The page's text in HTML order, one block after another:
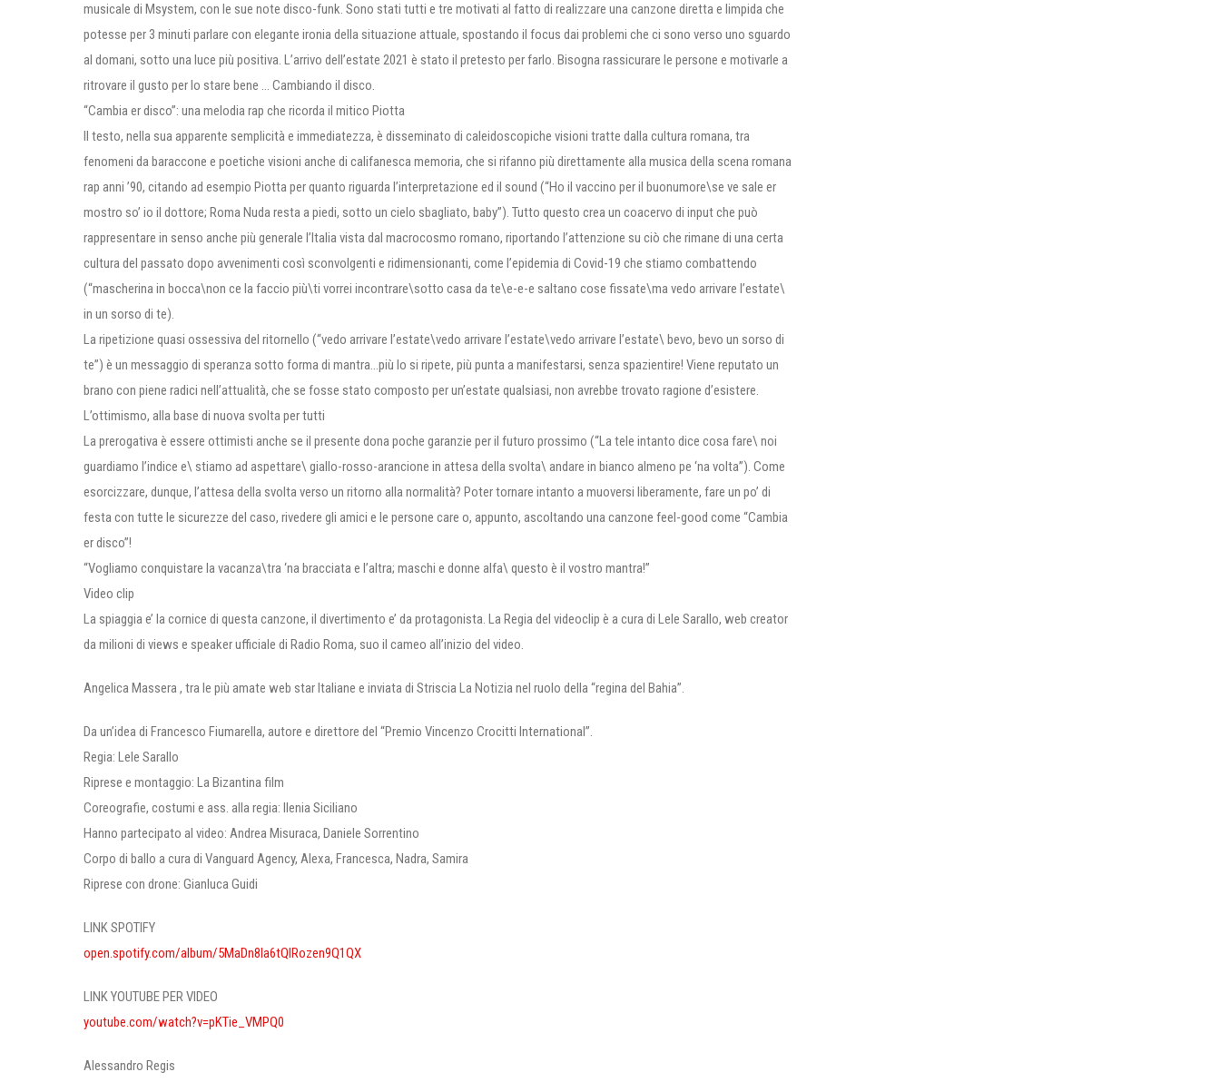
musicale di Msystem, con le sue note disco-funk. Sono stati tutti e tre motivati al fatto di realizzare una canzone diretta e limpida che
potesse per 3 minuti parlare con elegante ironia della situazione attuale, spostando il focus dai problemi che ci sono verso uno sguardo
al domani, sotto una luce più positiva. L’arrivo dell’estate 2021 è stato il pretesto per farlo. Bisogna rassicurare le persone e motivarle a
ritrovare il gusto per lo stare bene … Cambiando il disco.
“Cambia er disco”: una melodia rap che ricorda il mitico Piotta
Il testo, nella sua apparente semplicità e immediatezza, è disseminato di caleidoscopiche visioni tratte dalla cultura romana, tra
fenomeni da baraccone e poetiche visioni anche di califanesca memoria, che si rifanno più direttamente alla musica della scena romana
rap anni ’90, citando ad esempio Piotta per quanto riguarda l’interpretazione ed il sound (“Ho il vaccino per il buonumore\se ve sale er
mostro so’ io il dottore; Roma Nuda resta a piedi, sotto un cielo sbagliato, baby”). Tutto questo crea un coacervo di input che può
rappresentare in senso anche più generale l’Italia vista dal macrocosmo romano, riportando l’attenzione su ciò che rimane di una certa
cultura del passato dopo avvenimenti così sconvolgenti e ridimensionanti, come l’epidemia di Covid-19 che stiamo combattendo
(“mascherina in bocca\non ce la faccio più\ti vorrei incontrare\sotto casa da te\e-e-e saltano cose fissate\ma vedo arrivare l’estate\
in un sorso di te).
La ripetizione quasi ossessiva del ritornello (“vedo arrivare l’estate\vedo arrivare l’estate\vedo arrivare l’estate\ bevo, bevo un sorso di
te”) è un messaggio di speranza sotto forma di mantra…più lo si ripete, più punta a manifestarsi, senza spazientire! Viene reputato un
brano con piene radici nell’attualità, che se fosse stato composto per un’estate qualsiasi, non avrebbe trovato ragione d’esistere.
L’ottimismo, alla base di nuova svolta per tutti
La prerogativa è essere ottimisti anche se il presente dona poche garanzie per il futuro prossimo (“La tele intanto dice cosa fare\ noi
guardiamo l’indice e\ stiamo ad aspettare\ giallo-rosso-arancione in attesa della svolta\ andare in bianco almeno pe ‘na volta”). Come
esorcizzare, dunque, l’attesa della svolta verso un ritorno alla normalità? Poter tornare intanto a muoversi liberamente, fare un po’ di
festa con tutte le sicurezze del caso, rivedere gli amici e le persone care o, appunto, ascoltando una canzone feel-good come “Cambia
er disco”!
“Vogliamo conquistare la vacanza\tra ‘na bracciata e l’altra; maschi e donne alfa\ questo è il vostro mantra!”
Video clip
La spiaggia e’ la cornice di questa canzone, il divertimento e’ da protagonista. La Regia del videoclip è a cura di Lele Sarallo, web creator
da milioni di views e speaker ufficiale di Radio Roma, suo il cameo all’inizio del video.
Angelica Massera , tra le più amate web star Italiane e inviata di Striscia La Notizia nel ruolo della “regina del Bahia”.
Da un’idea di Francesco Fiumarella, autore e direttore del “Premio Vincenzo Crocitti International”.
Regia: Lele Sarallo
Riprese e montaggio: La Bizantina film
Coreografie, costumi e ass. alla regia: Ilenia Siciliano
Hanno partecipato al video: Andrea Misuraca, Daniele Sorrentino
Corpo di ballo a cura di Vanguard Agency, Alexa, Francesca, Nadra, Samira
Riprese con drone: Gianluca Guidi
LINK SPOTIFY
open.spotify.com/album/5MaDn8la6tQlRozen9Q1QX
LINK YOUTUBE PER VIDEO
youtube.com/watch?v=pKTie_VMPQ0
Alessandro Regis